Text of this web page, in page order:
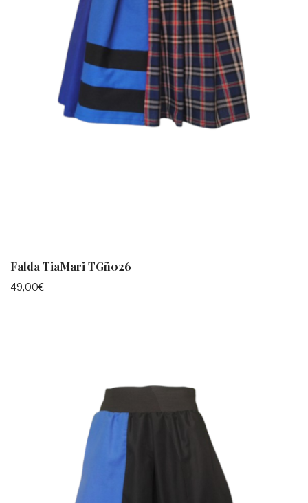
Falda TiaMari TGñ026
49,00€